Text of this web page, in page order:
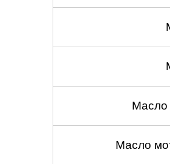
Масло
Масло